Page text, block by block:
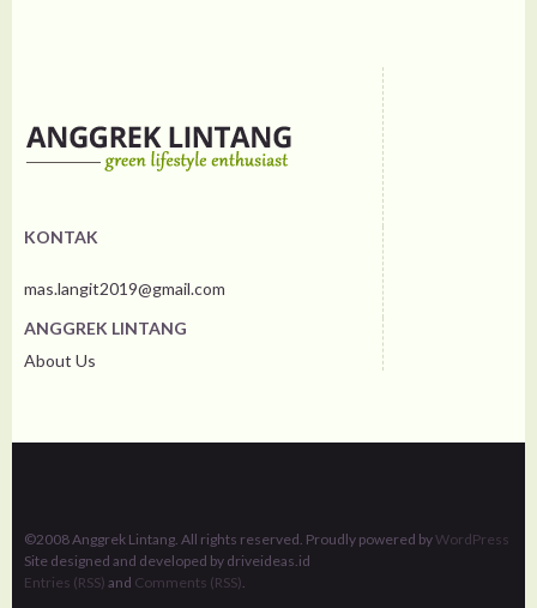
KONTAK
mas.langit2019@gmail.com
ANGGREK LINTANG
About Us
©2008 Anggrek Lintang. All rights reserved. Proudly powered byWordPress
Site designed and developed by driveideas.id
Entries (RSS) and Comments (RSS)